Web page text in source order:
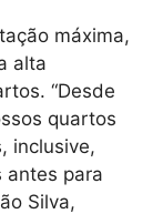
máxima,
alta
“Desde
quartos
inclusive,
antes para
Silva,